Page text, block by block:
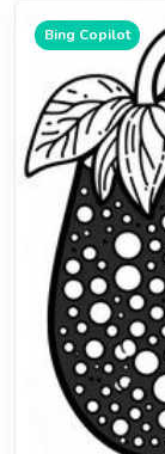
Bing Copilot